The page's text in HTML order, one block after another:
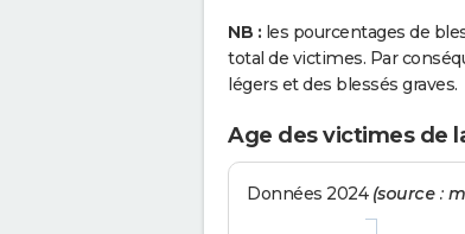
NB : les pourcentages de
total de victimes. Par
légers et des blessés graves.
Age des victimes de
Données 2024 (source :